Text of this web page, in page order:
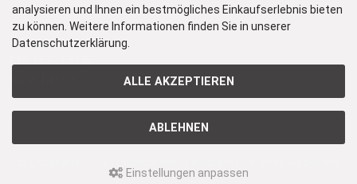
45239 Essen-Werden
Öffnungszeiten
analysieren und Ihnen ein bestmögliches Einkaufserlebnis bieten
zu können. Weitere Informationen finden Sie in unserer
Datenschutzerklärung.
ALLE AKZEPTIEREN
ABLEHNEN
Einstellungen anpassen